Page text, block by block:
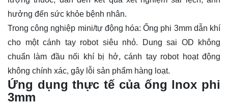
hưởng đến sức khỏe bệnh nhân.
Trong công nghiệp mini/tự động hóa: Ống phi 3mm dẫn khí
cho một cánh tay robot siêu nhỏ. Dung sai OD không
chuẩn làm đầu nối khí bị hở, cánh tay robot hoạt động
không chính xác, gây lỗi sản phẩm hàng loạt.
Ứng dụng thực tế của ống lnox phi
3mm